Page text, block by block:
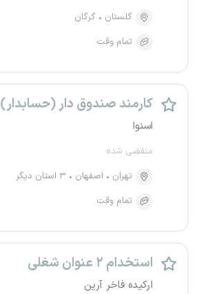
گلستان
گرگان
تمام وقت
کارمند صندوق دار (حسابدار)
اسنوا
منقضی شده
تهران
اصفهان
۳ استان دیگر
تمام وقت
استخدام ۲ عنوان شغلی
ارکیده فاخر آرین